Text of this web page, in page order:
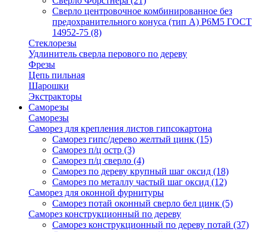
Сверло центровочное комбинированное без
предохранительного конуса (тип А) Р6М5 ГОСТ
14952-75 (8)
Стеклорезы
Удлинитель сверла перового по дереву
Фрезы
Цепь пильная
Шарошки
Экстракторы
Саморезы
Саморезы
Саморез для крепления листов гипсокартона
Саморез гипс/дерево желтый цинк (15)
Саморез п/ц остр (3)
Саморез п/ц сверло (4)
Саморез по дереву крупный шаг оксид (18)
Саморез по металлу частый шаг оксид (12)
Саморез для оконной фурнитуры
Саморез потай оконный сверло бел цинк (5)
Саморез конструкционный по дереву
Саморез конструкционный по дереву потай (37)